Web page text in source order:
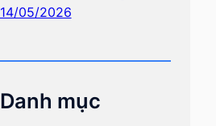
14/05/2026
Danh mục